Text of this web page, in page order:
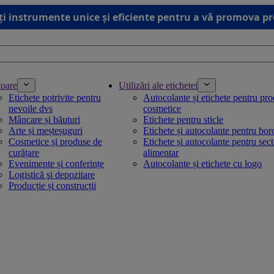
instrumente unice și eficiente pentru a vă promova
Etichete potrivite pentru
nevoile dvs
Mâncare și băuturi
Arte și meșteșuguri
Cosmetice și produse de
curățare
Evenimente și conferințe
Logistică şi depozitare
Producție și construcții
Utilizări ale etichetei
Autocolante și etichete pentru
cosmetice
Etichete pentru sticle
Etichete și autocolante pentru
Etichete și autocolante pentru
alimentar
Autocolante și etichete cu logo